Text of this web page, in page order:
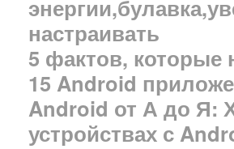
настраивать
5 фактов, которые
15 Android
Android от А до Я:
устройствах с